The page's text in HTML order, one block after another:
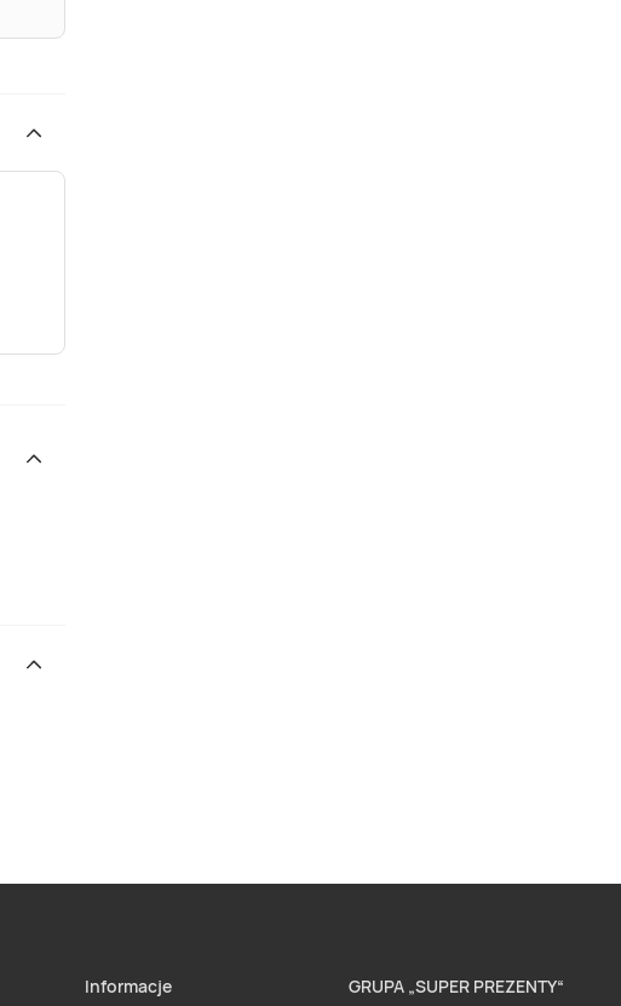
Informacje GRUPA „SUPER PREZENTY“